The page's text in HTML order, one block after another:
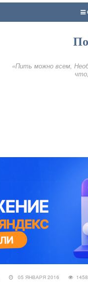
«Пить можно всем,
05 ЯНВАРЯ 2016